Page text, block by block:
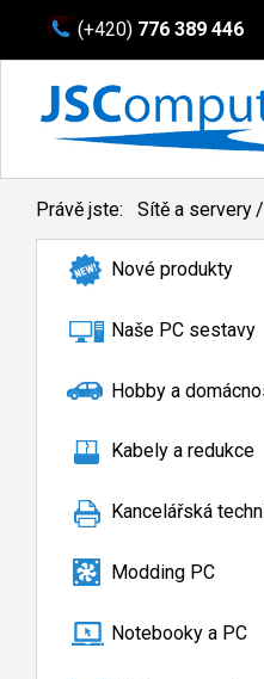
(+420) 776 389 446
Právě jste: Sítě a servery/
Nové produkty
Naše PC sestavy
Hobby a
Kabely a redukce
Kancelářská
Modding PC
Notebooky a PC